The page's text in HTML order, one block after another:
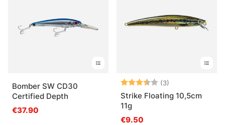
Bomber SW CD30
Certified Depth
€37.90
Arvio: (3)
Strike Floating 10,5cm
11g
€9.50